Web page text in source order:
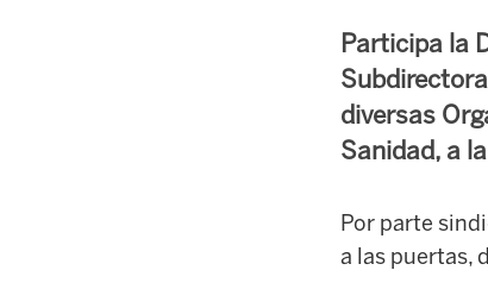
Participa la
diversas
Sanidad, a
Por parte
a las puertas,